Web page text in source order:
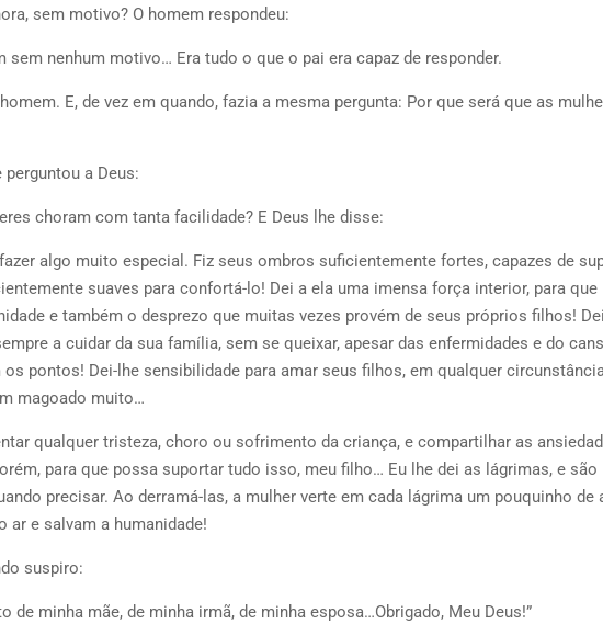
sem motivo? O homem respondeu:
nenhum motivo… Era tudo o que o pai era capaz de responder.
E, de vez em quando, fazia a mesma pergunta: Por que será que as
a Deus:
choram com tanta facilidade? E Deus lhe disse:
algo muito especial. Fiz seus ombros suficientemente fortes, capazes de
suaves para confortá-lo! Dei a ela uma imensa força interior, para que
e também o desprezo que muitas vezes provém de seus próprios filhos!
a cuidar da sua família, sem se queixar, apesar das enfermidades e do
pontos! Dei-lhe sensibilidade para amar seus filhos, em qualquer
magoado muito…
qualquer tristeza, choro ou sofrimento da criança, e compartilhar as
para que possa suportar tudo isso, meu filho… Eu lhe dei as lágrimas, e são
precisar. Ao derramá-las, a mulher verte em cada lágrima um pouquinho de
ar e salvam a humanidade!
suspiro:
de minha mãe, de minha irmã, de minha esposa…Obrigado, Meu Deus!”